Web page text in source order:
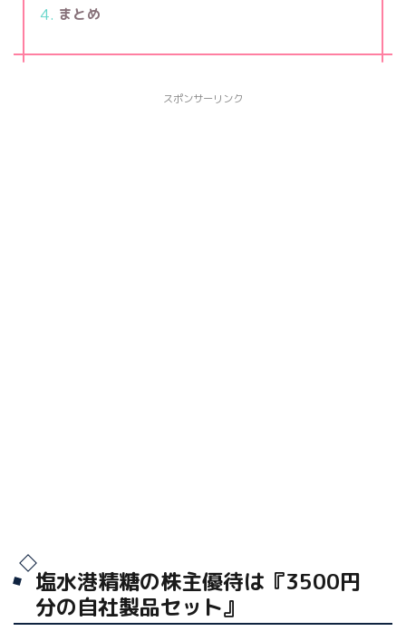
まとめ
スポンサーリンク
塩水港精糖の株主優待は『3500円
分の自社製品セット』